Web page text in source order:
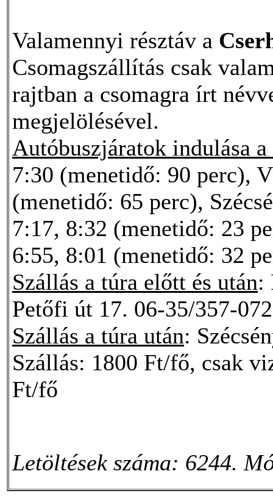
Valamennyi résztáv a
Csomagszállítás csak
rajtban a csomagra írt
megjelölésével.
Autóbuszjáratok indulása
7:30 (menetidő: 90 perc),
(menetidő: 65 perc),
7:17, 8:32 (menetidő: 23
6:55, 8:01 (menetidő: 32
Szállás a túra előtt és után:
Petőfi út 17. 06-35/357-
Szállás a túra után:
Szállás: 1800 Ft/fő, csak
Ft/fő
Letöltések száma: 6244.